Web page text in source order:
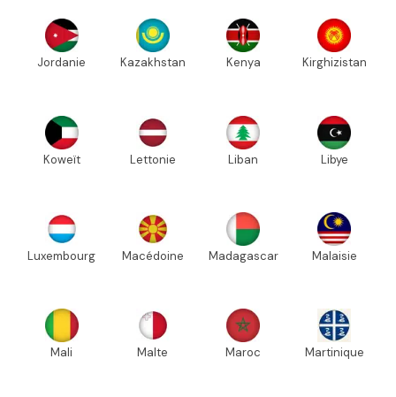
Jordanie Kazakhstan Kenya Kirghizistan
Koweït Lettonie Liban Libye
Luxembourg Macédoine Madagascar Malaisie
Mali Malte Maroc Martinique